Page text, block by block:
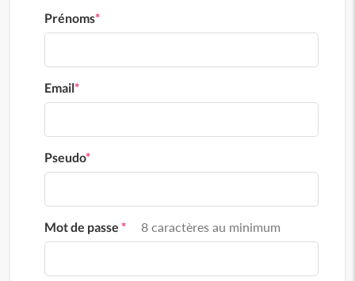
Prénoms*
Email*
Pseudo*
Mot de passe * 8 caractères au minimum